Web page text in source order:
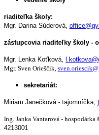
riaditeľka školy:
Mgr. Darina Súderová,
zástupcovia riaditeľky školy -
Mgr. Lenka Koťková,
Mgr. Sven Orieščik,
sekretariát:
Miriam Janečková - tajomníčka,
Ing. Janka Vantarová - hospodárka
4213001